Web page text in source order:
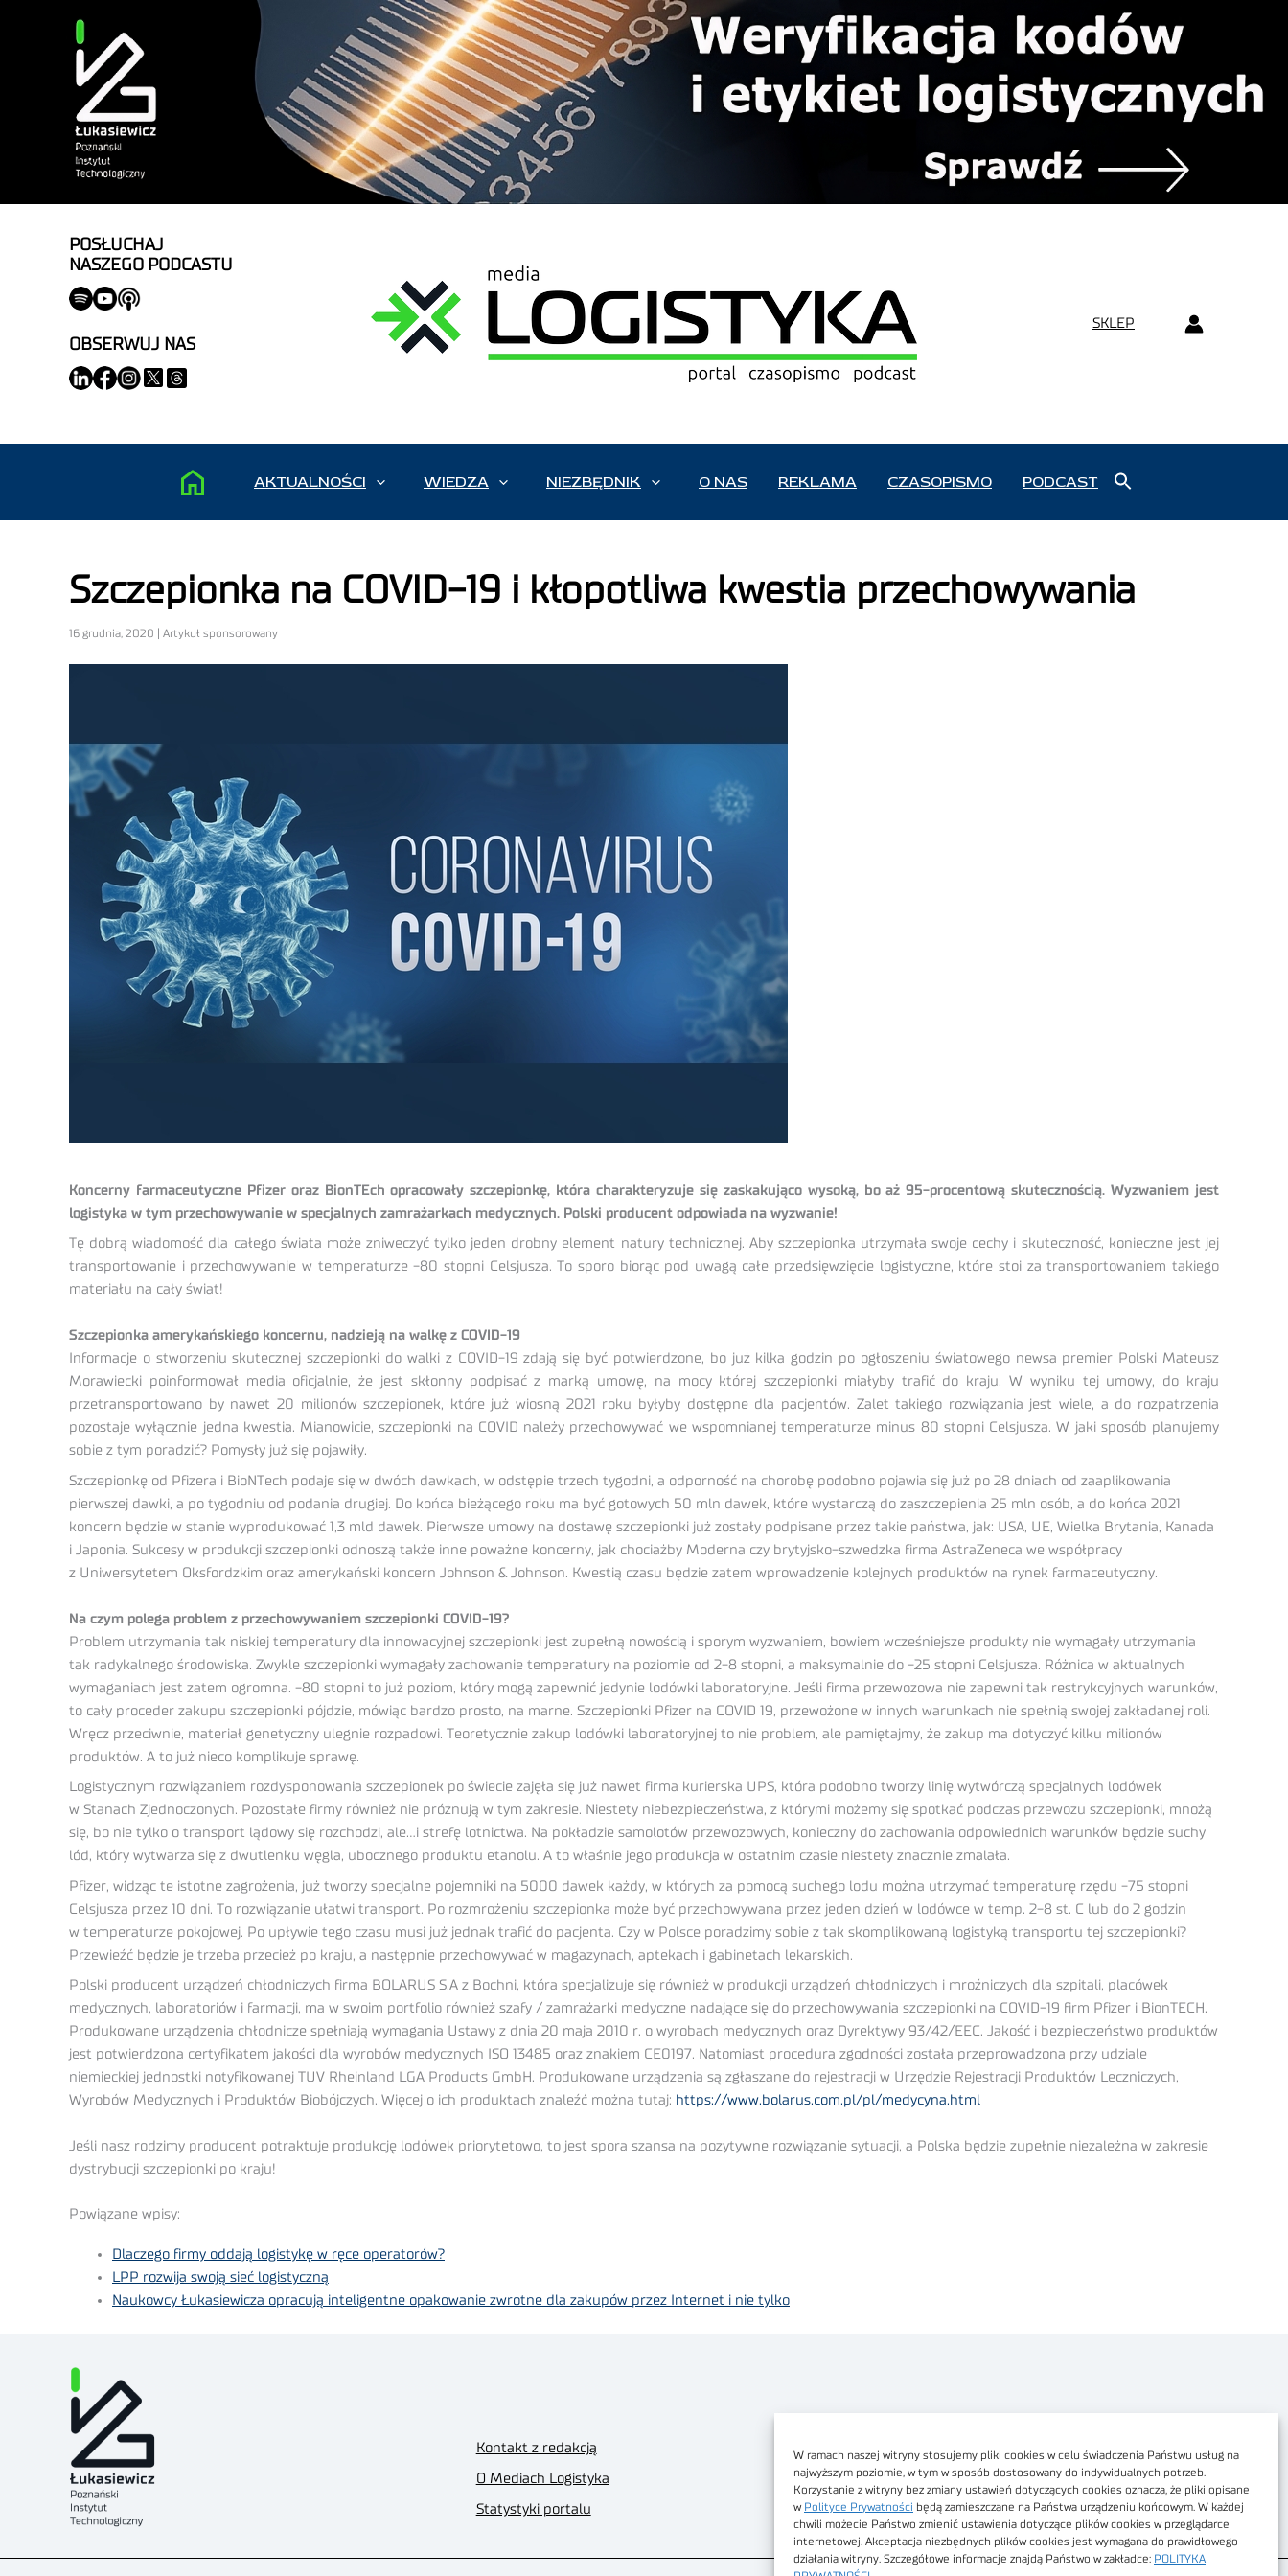
W ramach naszej witryny stosujemy pliki cookies w celu świadczenia Państwu usług na
najwyższym poziomie, w tym w sposób dostosowany do indywidualnych potrzeb.
Korzystanie z witryny bez zmiany ustawień dotyczących cookies oznacza, że pliki opisane
w Polityce Prywatności będą zamieszczane na Państwa urządzeniu końcowym. W każdej
chwili możecie Państwo zmienić ustawienia dotyczące plików cookies w przeglądarce
internetowej. Akceptacja niezbędnych plików cookies jest wymagana do prawidłowego
działania witryny. Szczegółowe informacje znajdą Państwo w zakładce: POLITYKA
POSŁUCHAJ
NASZEGO PODCASTU
OBSERWUJ NAS
SKLEP
AKTUALNOŚCI WIEDZA NIEZBĘDNIK O NAS REKLAMA CZASOPISMO PODCAST
Szczepionka na COVID-19 i kłopotliwa kwestia przechowywania
16 grudnia, 2020 | Artykuł sponsorowany
Koncerny farmaceutyczne Pfizer oraz BionTEch opracowały szczepionkę, która charakteryzuje się zaskakująco wysoką, bo aż 95-procentową skutecznością. Wyzwaniem jest
logistyka w tym przechowywanie w specjalnych zamrażarkach medycznych. Polski producent odpowiada na wyzwanie!
Tę dobrą wiadomość dla całego świata może zniweczyć tylko jeden drobny element natury technicznej. Aby szczepionka utrzymała swoje cechy i skuteczność, konieczne jest jej
transportowanie i przechowywanie w temperaturze -80 stopni Celsjusza. To sporo biorąc pod uwagą całe przedsięwzięcie logistyczne, które stoi za transportowaniem takiego
materiału na cały świat!
Szczepionka amerykańskiego koncernu, nadzieją na walkę z COVID-19
Informacje o stworzeniu skutecznej szczepionki do walki z COVID-19 zdają się być potwierdzone, bo już kilka godzin po ogłoszeniu światowego newsa premier Polski Mateusz
Morawiecki poinformował media oficjalnie, że jest skłonny podpisać z marką umowę, na mocy której szczepionki miałyby trafić do kraju. W wyniku tej umowy, do kraju
przetransportowano by nawet 20 milionów szczepionek, które już wiosną 2021 roku byłyby dostępne dla pacjentów. Zalet takiego rozwiązania jest wiele, a do rozpatrzenia
pozostaje wyłącznie jedna kwestia. Mianowicie, szczepionki na COVID należy przechowywać we wspomnianej temperaturze minus 80 stopni Celsjusza. W jaki sposób planujemy
sobie z tym poradzić? Pomysły już się pojawiły.
Szczepionkę od Pfizera i BioNTech podaje się w dwóch dawkach, w odstępie trzech tygodni, a odporność na chorobę podobno pojawia się już po 28 dniach od zaaplikowania
pierwszej dawki, a po tygodniu od podania drugiej. Do końca bieżącego roku ma być gotowych 50 mln dawek, które wystarczą do zaszczepienia 25 mln osób, a do końca 2021
koncern będzie w stanie wyprodukować 1,3 mld dawek. Pierwsze umowy na dostawę szczepionki już zostały podpisane przez takie państwa, jak: USA, UE, Wielka Brytania, Kanada
i Japonia. Sukcesy w produkcji szczepionki odnoszą także inne poważne koncerny, jak chociażby Moderna czy brytyjsko-szwedzka firma AstraZeneca we współpracy
z Uniwersytetem Oksfordzkim oraz amerykański koncern Johnson & Johnson. Kwestią czasu będzie zatem wprowadzenie kolejnych produktów na rynek farmaceutyczny.
Na czym polega problem z przechowywaniem szczepionki COVID-19?
Problem utrzymania tak niskiej temperatury dla innowacyjnej szczepionki jest zupełną nowością i sporym wyzwaniem, bowiem wcześniejsze produkty nie wymagały utrzymania
tak radykalnego środowiska. Zwykle szczepionki wymagały zachowanie temperatury na poziomie od 2-8 stopni, a maksymalnie do -25 stopni Celsjusza. Różnica w aktualnych
wymaganiach jest zatem ogromna. -80 stopni to już poziom, który mogą zapewnić jedynie lodówki laboratoryjne. Jeśli firma przewozowa nie zapewni tak restrykcyjnych warunków,
to cały proceder zakupu szczepionki pójdzie, mówiąc bardzo prosto, na marne. Szczepionki Pfizer na COVID 19, przewożone w innych warunkach nie spełnią swojej zakładanej roli.
Wręcz przeciwnie, materiał genetyczny ulegnie rozpadowi. Teoretycznie zakup lodówki laboratoryjnej to nie problem, ale pamiętajmy, że zakup ma dotyczyć kilku milionów
produktów. A to już nieco komplikuje sprawę.
Logistycznym rozwiązaniem rozdysponowania szczepionek po świecie zajęła się już nawet firma kurierska UPS, która podobno tworzy linię wytwórczą specjalnych lodówek
w Stanach Zjednoczonych. Pozostałe firmy również nie próżnują w tym zakresie. Niestety niebezpieczeństwa, z którymi możemy się spotkać podczas przewozu szczepionki, mnożą
się, bo nie tylko o transport lądowy się rozchodzi, ale…i strefę lotnictwa. Na pokładzie samolotów przewozowych, konieczny do zachowania odpowiednich warunków będzie suchy
lód, który wytwarza się z dwutlenku węgla, ubocznego produktu etanolu. A to właśnie jego produkcja w ostatnim czasie niestety znacznie zmalała.
Pfizer, widząc te istotne zagrożenia, już tworzy specjalne pojemniki na 5000 dawek każdy, w których za pomocą suchego lodu można utrzymać temperaturę rzędu -75 stopni
Celsjusza przez 10 dni. To rozwiązanie ułatwi transport. Po rozmrożeniu szczepionka może być przechowywana przez jeden dzień w lodówce w temp. 2-8 st. C lub do 2 godzin
w temperaturze pokojowej. Po upływie tego czasu musi już jednak trafić do pacjenta. Czy w Polsce poradzimy sobie z tak skomplikowaną logistyką transportu tej szczepionki?
Przewieźć będzie je trzeba przecież po kraju, a następnie przechowywać w magazynach, aptekach i gabinetach lekarskich.
Polski producent urządzeń chłodniczych firma BOLARUS S.A z Bochni, która specjalizuje się również w produkcji urządzeń chłodniczych i mroźniczych dla szpitali, placówek
medycznych, laboratoriów i farmacji, ma w swoim portfolio również szafy / zamrażarki medyczne nadające się do przechowywania szczepionki na COVID-19 firm Pfizer i BionTECH.
Produkowane urządzenia chłodnicze spełniają wymagania Ustawy z dnia 20 maja 2010 r. o wyrobach medycznych oraz Dyrektywy 93/42/EEC. Jakość i bezpieczeństwo produktów
jest potwierdzona certyfikatem jakości dla wyrobów medycznych ISO 13485 oraz znakiem CE0197. Natomiast procedura zgodności została przeprowadzona przy udziale
niemieckiej jednostki notyfikowanej TUV Rheinland LGA Products GmbH. Produkowane urządzenia są zgłaszane do rejestracji w Urzędzie Rejestracji Produktów Leczniczych,
Wyrobów Medycznych i Produktów Biobójczych. Więcej o ich produktach znaleźć można tutaj: https://www.bolarus.com.pl/pl/medycyna.html
Jeśli nasz rodzimy producent potraktuje produkcję lodówek priorytetowo, to jest spora szansa na pozytywne rozwiązanie sytuacji, a Polska będzie zupełnie niezależna w zakresie
dystrybucji szczepionki po kraju!
Powiązane wpisy:
Dlaczego firmy oddają logistykę w ręce operatorów?
LPP rozwija swoją sieć logistyczną
Naukowcy Łukasiewicza opracują inteligentne opakowanie zwrotne dla zakupów przez Internet i nie tylko
Kontakt z redakcją
O Mediach Logistyka
Statystyki portalu
Dostępność cyfrowa
Regulamin Portalu
Regulamin sklepu